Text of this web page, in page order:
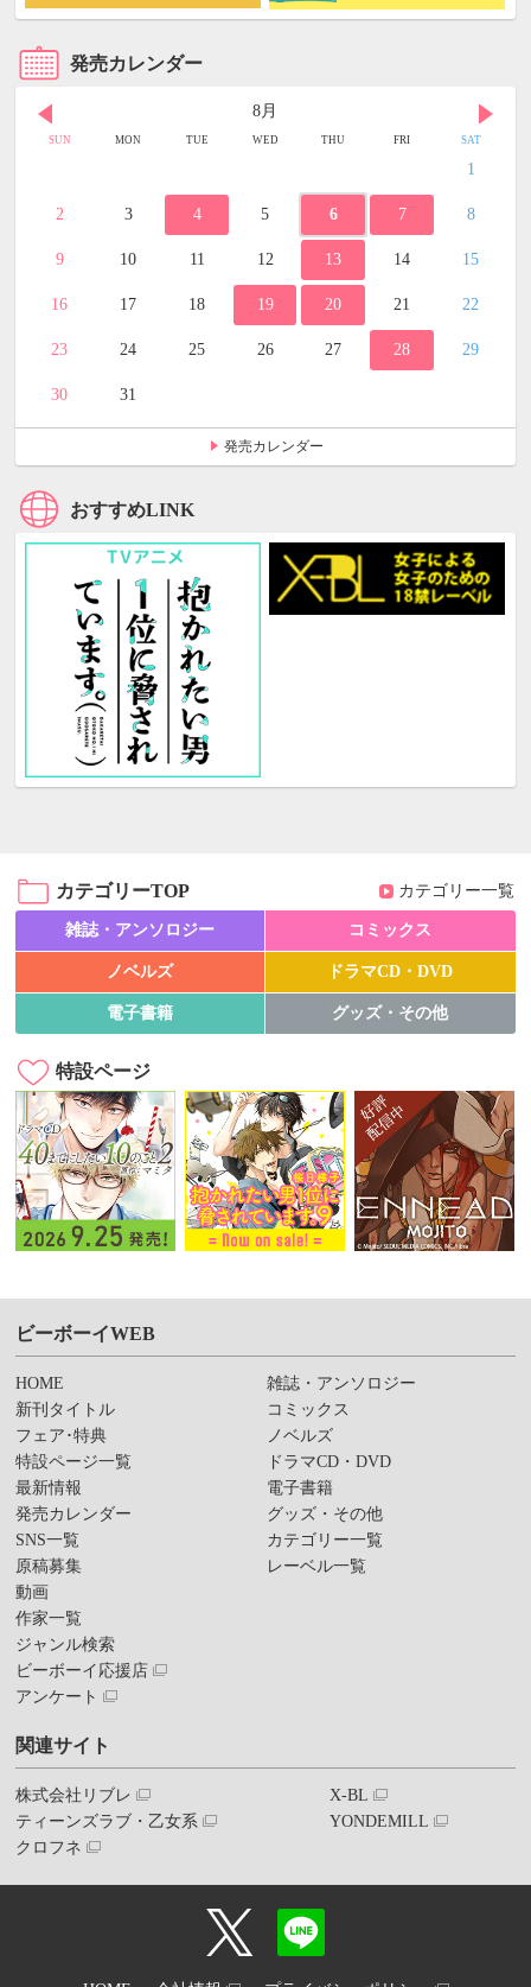
発売カレンダー
8月
SUN MON TUE WED THU FRI SAT
1
2 3 4 5 6 7 8
9 10 11 12 13 14 15
16 17 18 19 20 21 22
23 24 25 26 27 28 29
30 31
発売カレンダー
おすすめLINK
カテゴリーTOP カテゴリー一覧
雑誌・アンソロジー コミックス
ノベルズ ドラマCD・DVD
電子書籍 グッズ・その他
特設ページ
ビーボーイWEB
HOME
新刊タイトル
フェア･特典
特設ページ一覧
最新情報
発売カレンダー
SNS一覧
原稿募集
動画
作家一覧
ジャンル検索
ビーボーイ応援店
アンケート
雑誌・アンソロジー
コミックス
ノベルズ
ドラマCD・DVD
電子書籍
グッズ・その他
カテゴリー一覧
レーベル一覧
関連サイト
株式会社リブレ
ティーンズラブ・乙女系
クロフネ
X-BL
YONDEMILL